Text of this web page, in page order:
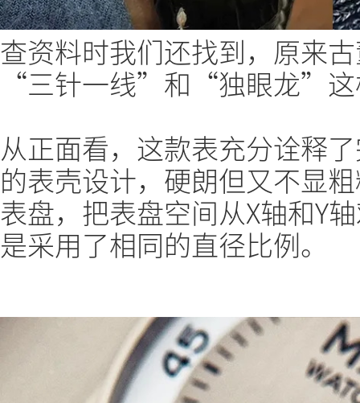
查资料时我们还找到，原来
“三针一线”和“独眼龙”这
从正面看，这款表充分诠释
的表壳设计，硬朗但又不显
表盘，把表盘空间从X轴和Y
是采用了相同的直径比例。